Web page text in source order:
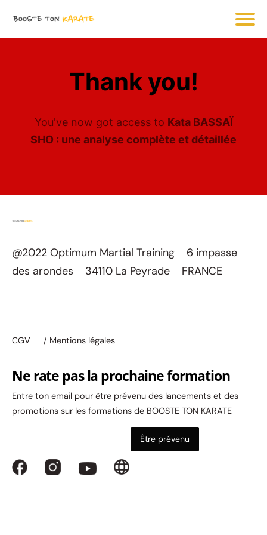
Thank you!
You've now got access to Kata BASSAÏ
SHO : une analyse complète et détaillée
@2022 Optimum Martial Training 6 impasse
des arondes 34110 La Peyrade FRANCE
CGV / Mentions légales
Ne rate pas la prochaine formation
Entre ton email pour être prévenu des lancements et des
promotions sur les formations de BOOSTE TON KARATE
Être prévenu